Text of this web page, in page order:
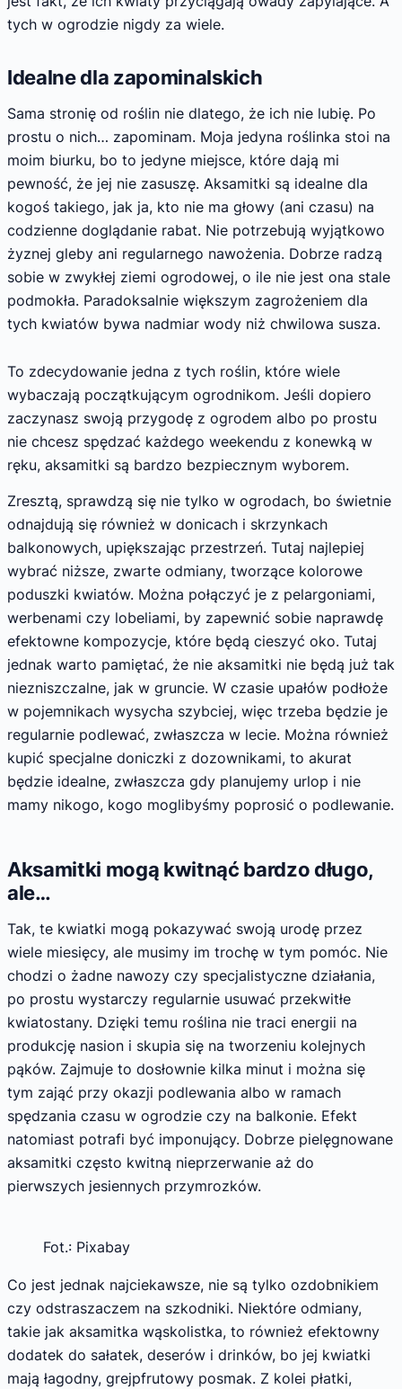
tych w ogrodzie nigdy za wiele.
Idealne dla zapominalskich
Sama stronię od roślin nie dlatego, że ich nie lubię. Po
prostu o nich… zapominam. Moja jedyna roślinka stoi na
moim biurku, bo to jedyne miejsce, które dają mi
pewność, że jej nie zasuszę. Aksamitki są idealne dla
kogoś takiego, jak ja, kto nie ma głowy (ani czasu) na
codzienne doglądanie rabat. Nie potrzebują wyjątkowo
żyznej gleby ani regularnego nawożenia. Dobrze radzą
sobie w zwykłej ziemi ogrodowej, o ile nie jest ona stale
podmokła. Paradoksalnie większym zagrożeniem dla
tych kwiatów bywa nadmiar wody niż chwilowa susza.
To zdecydowanie jedna z tych roślin, które wiele
wybaczają początkującym ogrodnikom. Jeśli dopiero
zaczynasz swoją przygodę z ogrodem albo po prostu
nie chcesz spędzać każdego weekendu z konewką w
ręku, aksamitki są bardzo bezpiecznym wyborem.
Zresztą, sprawdzą się nie tylko w ogrodach, bo świetnie
odnajdują się również w donicach i skrzynkach
balkonowych, upiększając przestrzeń. Tutaj najlepiej
wybrać niższe, zwarte odmiany, tworzące kolorowe
poduszki kwiatów. Można połączyć je z pelargoniami,
werbenami czy lobeliami, by zapewnić sobie naprawdę
efektowne kompozycje, które będą cieszyć oko. Tutaj
jednak warto pamiętać, że nie aksamitki nie będą już tak
niezniszczalne, jak w gruncie. W czasie upałów podłoże
w pojemnikach wysycha szybciej, więc trzeba będzie je
regularnie podlewać, zwłaszcza w lecie. Można również
kupić specjalne doniczki z dozownikami, to akurat
będzie idealne, zwłaszcza gdy planujemy urlop i nie
mamy nikogo, kogo moglibyśmy poprosić o podlewanie.
Aksamitki mogą kwitnąć bardzo długo,
ale…
Tak, te kwiatki mogą pokazywać swoją urodę przez
wiele miesięcy, ale musimy im trochę w tym pomóc. Nie
chodzi o żadne nawozy czy specjalistyczne działania,
po prostu wystarczy regularnie usuwać przekwitłe
kwiatostany. Dzięki temu roślina nie traci energii na
produkcję nasion i skupia się na tworzeniu kolejnych
pąków. Zajmuje to dosłownie kilka minut i można się
tym zająć przy okazji podlewania albo w ramach
spędzania czasu w ogrodzie czy na balkonie. Efekt
natomiast potrafi być imponujący. Dobrze pielęgnowane
aksamitki często kwitną nieprzerwanie aż do
pierwszych jesiennych przymrozków.
Fot.: Pixabay
Co jest jednak najciekawsze, nie są tylko ozdobnikiem
czy odstraszaczem na szkodniki. Niektóre odmiany,
takie jak aksamitka wąskolistka, to również efektowny
dodatek do sałatek, deserów i drinków, bo jej kwiatki
mają łagodny, grejpfrutowy posmak. Z kolei płatki,